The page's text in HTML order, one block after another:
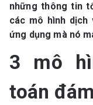
những thông tin
các mô hình dịch
ứng dụng mà nó
3 mô
toán